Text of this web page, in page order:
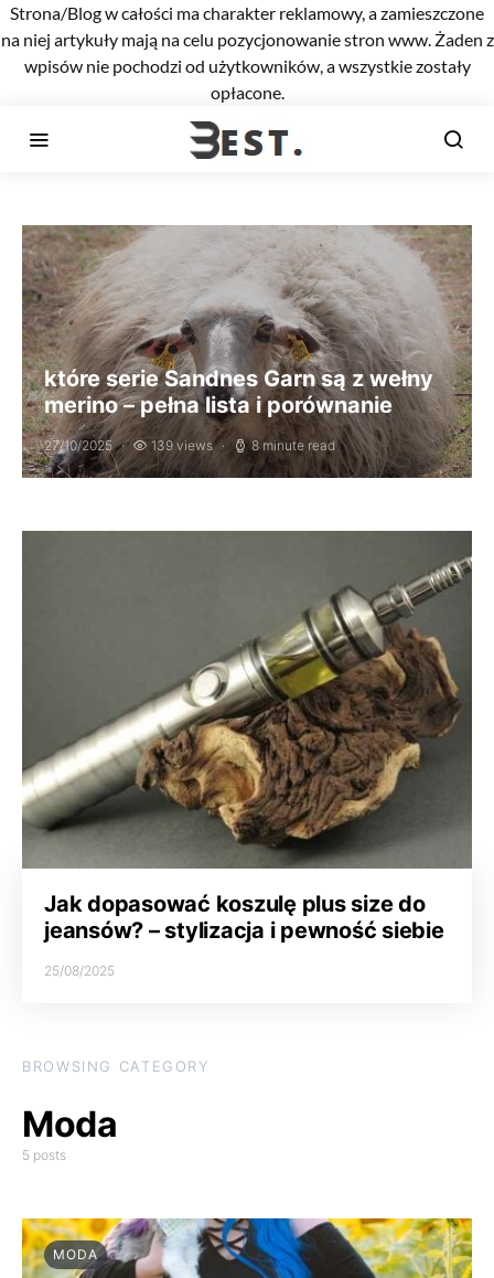
Strona/Blog w całości ma charakter reklamowy, a zamieszczone
na niej artykuły mają na celu pozycjonowanie stron www. Żaden z
wpisów nie pochodzi od użytkowników, a wszystkie zostały
opłacone.
które serie Sandnes Garn są z wełny
merino – pełna lista i porównanie
27/10/2025 139 views 8 minute read
Jak dopasować koszulę plus size do
jeansów? – stylizacja i pewność siebie
25/08/2025
BROWSING CATEGORY
Moda
5 posts
MODA